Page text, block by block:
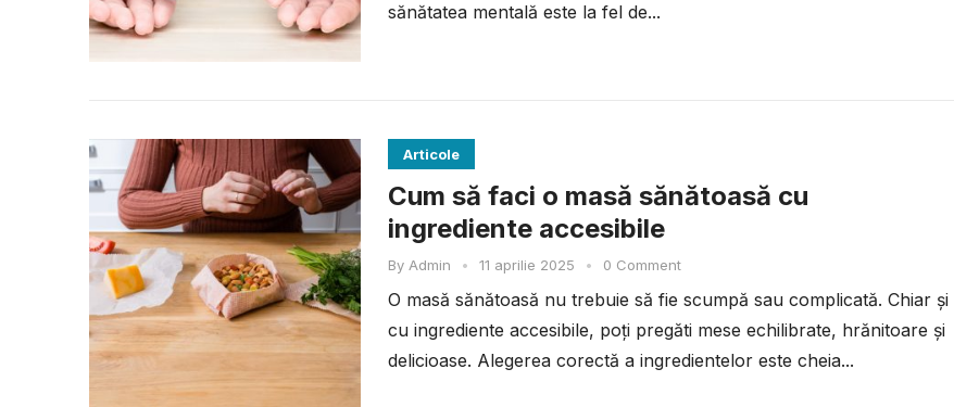
sănătatea mentală este la fel de...
Articole
Cum să faci o masă sănătoasă cu
ingrediente accesibile
By Admin • 11 aprilie 2025 • 0 Comment
O masă sănătoasă nu trebuie să fie scumpă sau complicată. Chiar și
cu ingrediente accesibile, poți pregăti mese echilibrate, hrănitoare și
delicioase. Alegerea corectă a ingredientelor este cheia...